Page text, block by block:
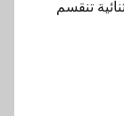
تنقسم